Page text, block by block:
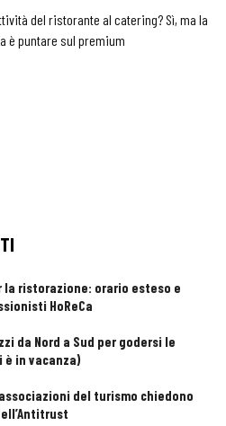
del ristorante al catering? Sì, ma la
è puntare sul premium
ristorazione: orario esteso e
HoReCa
da Nord a Sud per godersi le
è in vacanza)
del turismo chiedono